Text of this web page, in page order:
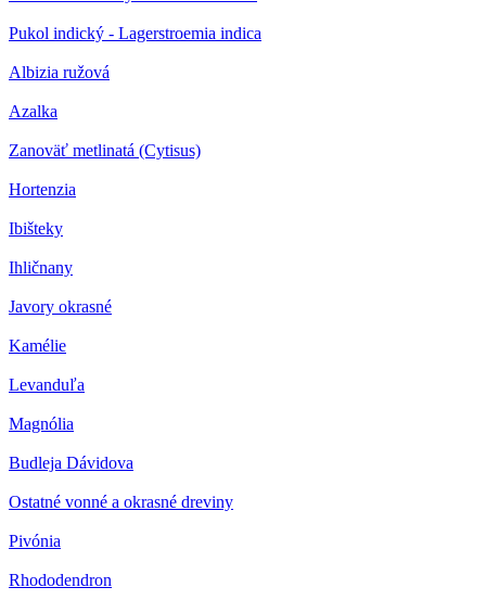
Pukol indický - Lagerstroemia indica
Albizia ružová
Azalka
Zanoväť metlinatá (Cytisus)
Hortenzia
Ibišteky
Ihličnany
Javory okrasné
Kamélie
Levanduľa
Magnólia
Budleja Dávidova
Ostatné vonné a okrasné dreviny
Pivónia
Rhododendron